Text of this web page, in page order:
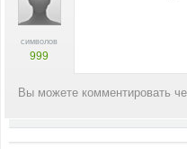
символов
999
Вы можете комментировать